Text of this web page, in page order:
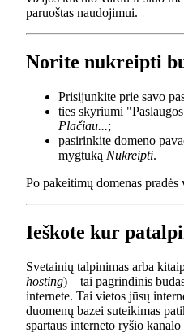
paruoštas naudojimui.
Norite nukreipti
Prisijunkite prie savo
ties skyriumi
Plačiau...;
pasirinkite domeno
mygtuką Nukreipti.
Po pakeitimų domenas
Ieškote kur
Svetainių talpinimas arba
hosting) – tai pagrindinis
internete. Tai vietos jūsų
duomenų bazei suteikimas
spartaus interneto ryšio